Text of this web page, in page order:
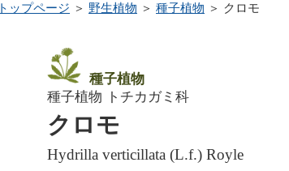
トップページ ＞ 野生植物 ＞ 種子植物 ＞ クロモ
種子植物
種子植物 トチカガミ科
クロモ
Hydrilla verticillata (L.f.) Royle